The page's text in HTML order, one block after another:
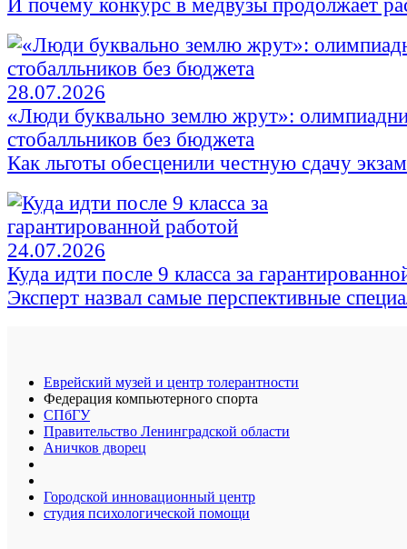
И почему конкурс в медвузы продолжает
28.07.2026
«Люди буквально землю жрут»:
стобалльников без бюджета
Как льготы обесценили честную сдачу
24.07.2026
Куда идти после 9 класса за
Эксперт назвал самые перспективные
Еврейский музей и центр толерантности
Федерация компьютерного спорта
СПбГУ
Правительство Ленинградской области
Аничков дворец
Городской инновационный центр
студия психологической помощи